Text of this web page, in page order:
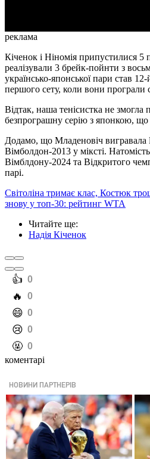
реклама
Кіченок і Ніномія припустилися 5
реалізували 3 брейк-пойнти з
українсько-японської пари став
першого сету, коли вони програли
Відтак, наша тенісистка не
безпрограшну серію з японкою, що
Додамо, що Младеновіч вигравала
Вімболдон-2013 у міксті.
Вімблдону-2024 та Відкритого
парі.
Світоліна тримає клас, Костюк
знову у топ-30: рейтинг WTA
Читайте ще:
Надія Кіченок
️👍 0
️🔥 0
️😄 0
️😢 0
️🤬 0
коментарі